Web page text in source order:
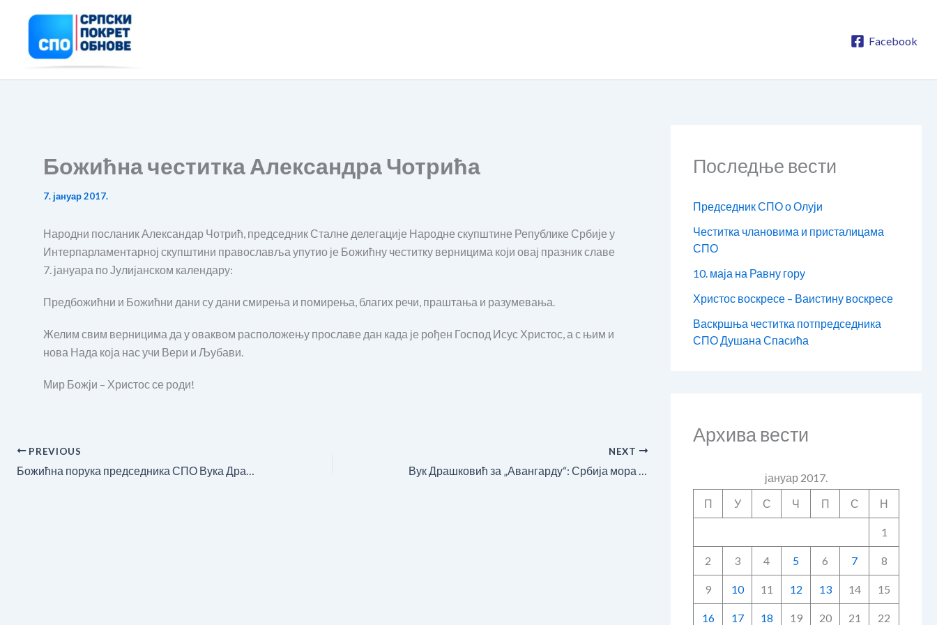
садржај
Facebook
Божићна честитка Александра Чотрића
7. јануар 2017.
Народни посланик Александар Чотрић, председник Сталне делегације Народне скупштине Републике Србије у
Интерпарламентарној скупштини православља упутио је Божићну честитку верницима који овај празник славе
7. јануара по Јулијанском календару:
Предбожићни и Божићни дани су дани смирења и помирења, благих речи, праштања и разумевања.
Желим свим верницима да у оваквом расположењу прославе дан када је рођен Господ Исус Христос, а с њим и
нова Нада која нас учи Вери и Љубави.
Мир Божји – Христос се роди!
PREVIOUS
Божићна порука председника СПО Вука Драшковића
NEXT
Вук Драшковић за „Авангарду“: Србија мора да се одвеже од злочина који су чињени у њено име
Последње вести
Председник СПО о Олуји
Честитка члановима и присталицама
СПО
10. маја на Равну гору
Христос воскресе – Ваистину воскресе
Васкршња честитка потпредседника
СПО Душана Спасића
Архива вести
јануар 2017.
П
У С Ч П С Н
1
2 3 4 5 6 7 8
9 10 11 12 13 14 15
16 17 18 19 20 21 22